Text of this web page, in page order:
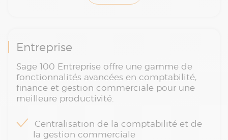
Entreprise
Sage 100 Entreprise offre une gamme de
fonctionnalités avancées en comptabilité,
finance et gestion commerciale pour une
meilleure productivité.
Centralisation de la comptabilité et de
la gestion commerciale